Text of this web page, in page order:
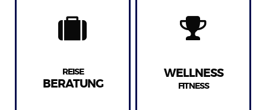
REISE
BERATUNG
WELLNESS
FITNESS